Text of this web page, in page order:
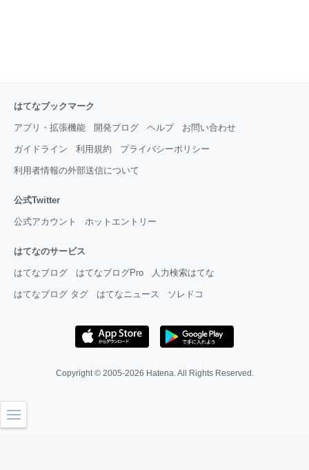
はてなブックマーク
アプリ・拡張機能 開発ブログ ヘルプ お問い合わせ
ガイドライン 利用規約 プライバシーポリシー
利用者情報の外部送信について
公式Twitter
公式アカウント ホットエントリー
はてなのサービス
はてなブログ はてなブログPro 人力検索はてな
はてなブログ タグ はてなニュース ソレドコ
Copyright © 2005-2026 Hatena. All Rights Reserved.